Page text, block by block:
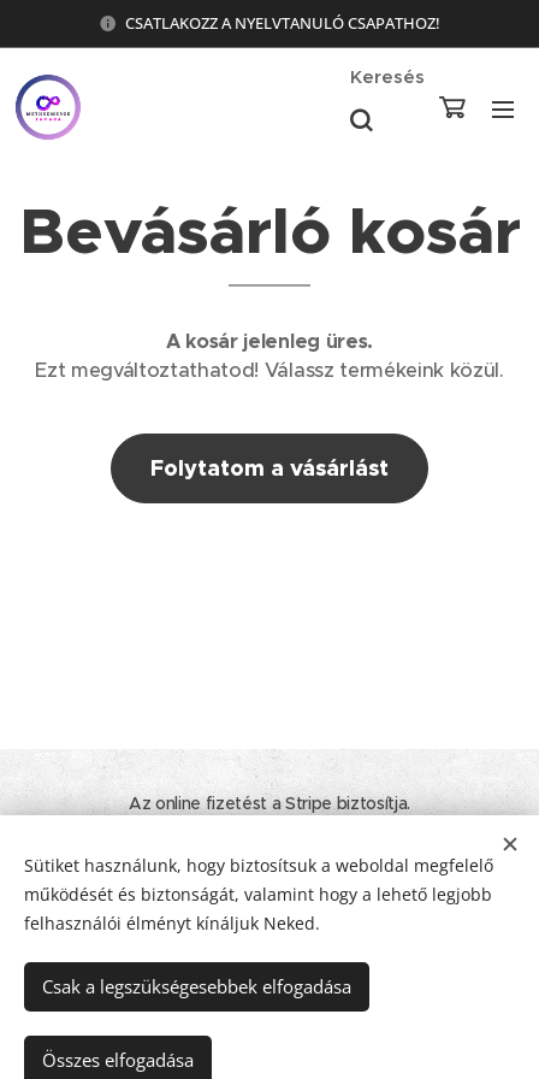
CSATLAKOZZ A NYELVTANULÓ CSAPATHOZ!
Keresés
Bevásárló kosár
A kosár jelenleg üres.
Ezt megváltoztathatod! Válassz termékeink közül.
Folytatom a vásárlást
Az online fizetést a Stripe biztosítja.
Inspiráció.
ÁSZFIAdatkezelési tájékoztatóI Impresszum Sütik
Nyelvek
Magyar
Deutsch
EUR €
Sütiket használunk, hogy biztosítsuk a weboldal megfelelő
működését és biztonságát, valamint hogy a lehető legjobb
felhasználói élményt kínáljuk Neked.
Csak a legszükségesebbek elfogadása
Összes elfogadása